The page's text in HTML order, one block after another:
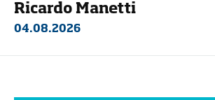
Ricardo Manetti
04.08.2026